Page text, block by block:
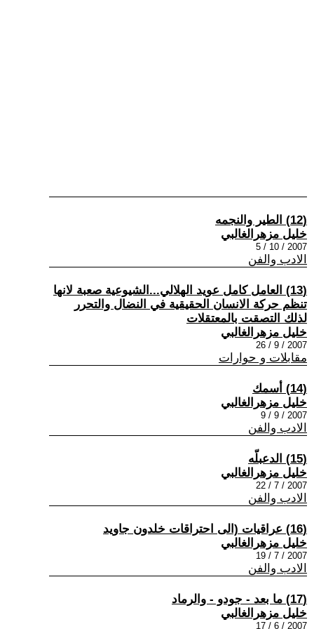
(12) الطير والنجمه
خليل مزهرالغالبي
2007 / 10 / 5
الادب والفن
(13) العامل كامل عويد الهلالي...الشيوعية صعبة لانها
تنظم حركة الانسان الحقيقية في النضال والتحرر
لذلك التصقت بالمعتقلات
خليل مزهرالغالبي
2007 / 9 / 26
مقابلات و حوارات
(14) أسمك
خليل مزهرالغالبي
2007 / 9 / 9
الادب والفن
(15) الدعبلّه
خليل مزهرالغالبي
2007 / 7 / 22
الادب والفن
(16) عراقيات (الى احتراقات خلدون جاويد
خليل مزهرالغالبي
2007 / 7 / 19
الادب والفن
(17) ما بعد - جودو - والرماد
خليل مزهرالغالبي
2007 / 6 / 17